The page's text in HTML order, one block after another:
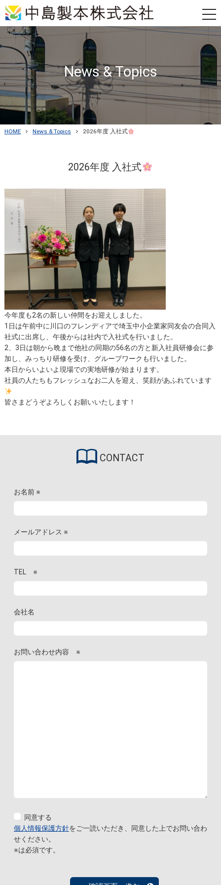
News & Topics
HOME News & Topics 2026年度 入社式
2026年度 入社式
今年度も2名の新しい仲間をお迎えしました。
1日は午前中に川口のフレンディアで埼玉中小企業家同友会の合同入
社式に出席し、午後からは社内で入社式を行いました。
2、3日は朝から晩まで他社の同期の56名の方と新入社員研修会に参
加し、みっちり研修を受け、グループワークも行いました。
本日からいよいよ現場での実地研修が始まります。
社員の人たちもフレッシュなお二人を迎え、笑顔があふれています
皆さまどうぞよろしくお願いいたします！
CONTACT
お名前 ※
メールアドレス ※
TEL ※
会社名
お問い合わせ内容 ※
同意する
個人情報保護方針をご一読いただき、同意した上でお問い合わ
せください。
※は必須です。